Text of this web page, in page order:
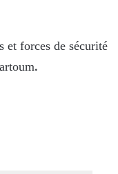
et forces de sécurité